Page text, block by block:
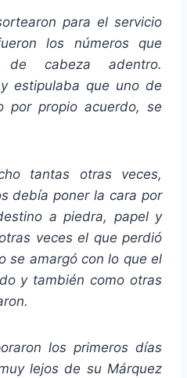
para el servicio
los números que
cabeza adentro.
estipulaba que uno de
por propio acuerdo, se
tantas otras veces,
debía poner la cara por
a piedra, papel y
veces el que perdió
se amargó con lo que el
y también como otras
los primeros días
lejos de su Márquez